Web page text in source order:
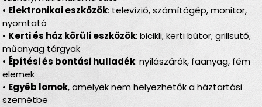
• Elektronikai eszközök: televízió, számítógép, monitor,
nyomtató
• Kerti és ház körüli eszközök: bicikli, kerti bútor, grillsütő,
műanyag tárgyak
• Építési és bontási hulladék: nyílászárók, faanyag, fém
elemek
• Egyéb lomok, amelyek nem helyezhetők a háztartási
szemétbe